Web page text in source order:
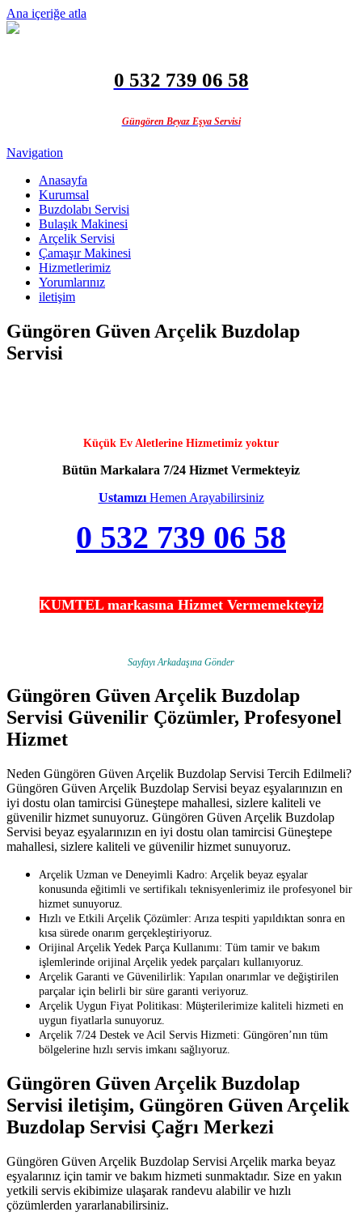
Ana içeriğe atla
0 532 739 06 58
Güngören Beyaz Eşya Servisi
Navigation
Anasayfa
Kurumsal
Buzdolabı Servisi
Bulaşık Makinesi
Arçelik Servisi
Çamaşır Makinesi
Hizmetlerimiz
Yorumlarınız
iletişim
Güngören Güven Arçelik Buzdolap
Servisi
Küçük Ev Aletlerine Hizmetimiz yoktur
Bütün Markalara 7/24 Hizmet Vermekteyiz
Ustamızı Hemen Arayabilirsiniz
0 532 739 06 58
KUMTEL markasına Hizmet Vermemekteyiz
Sayfayı Arkadaşına Gönder
Güngören Güven Arçelik Buzdolap
Servisi Güvenilir Çözümler, Profesyonel
Hizmet
Neden Güngören Güven Arçelik Buzdolap Servisi Tercih Edilmeli?
Güngören Güven Arçelik Buzdolap Servisi beyaz eşyalarınızın en
iyi dostu olan tamircisi Güneştepe mahallesi, sizlere kaliteli ve
güvenilir hizmet sunuyoruz. Güngören Güven Arçelik Buzdolap
Servisi beyaz eşyalarınızın en iyi dostu olan tamircisi Güneştepe
mahallesi, sizlere kaliteli ve güvenilir hizmet sunuyoruz.
Arçelik Uzman ve Deneyimli Kadro: Arçelik beyaz eşyalar
konusunda eğitimli ve sertifikalı teknisyenlerimiz ile profesyonel bir
hizmet sunuyoruz.
Hızlı ve Etkili Arçelik Çözümler: Arıza tespiti yapıldıktan sonra en
kısa sürede onarım gerçekleştiriyoruz.
Orijinal Arçelik Yedek Parça Kullanımı: Tüm tamir ve bakım
işlemlerinde orijinal Arçelik yedek parçaları kullanıyoruz.
Arçelik Garanti ve Güvenilirlik: Yapılan onarımlar ve değiştirilen
parçalar için belirli bir süre garanti veriyoruz.
Arçelik Uygun Fiyat Politikası: Müşterilerimize kaliteli hizmeti en
uygun fiyatlarla sunuyoruz.
Arçelik 7/24 Destek ve Acil Servis Hizmeti: Güngören’nın tüm
bölgelerine hızlı servis imkanı sağlıyoruz.
Güngören Güven Arçelik Buzdolap
Servisi iletişim, Güngören Güven Arçelik
Buzdolap Servisi Çağrı Merkezi
Güngören Güven Arçelik Buzdolap Servisi Arçelik marka beyaz
eşyalarınız için tamir ve bakım hizmeti sunmaktadır. Size en yakın
yetkili servis ekibimize ulaşarak randevu alabilir ve hızlı
çözümlerden yararlanabilirsiniz.